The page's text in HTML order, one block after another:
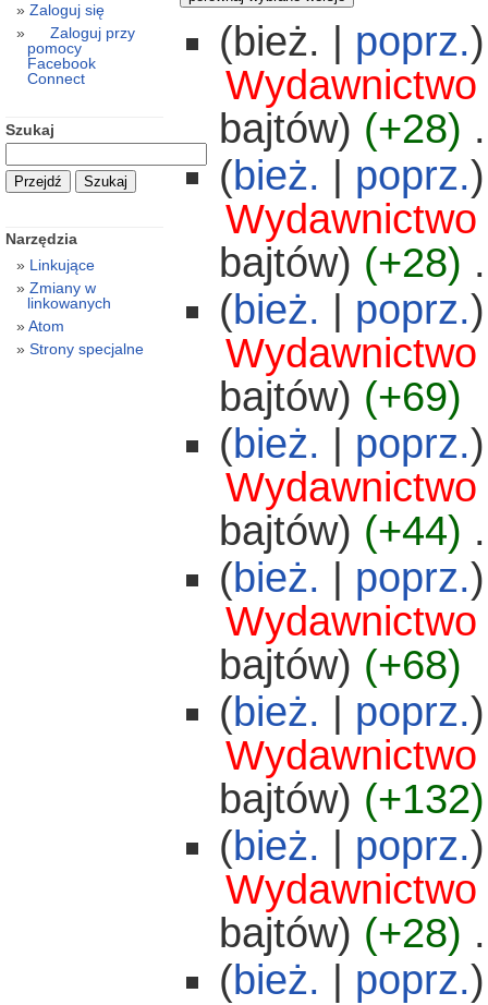
(bież. | poprz.)
Wydawnictwo
bajtów) (+28)
(bież. poprz.)
Wydawnictwo
bajtów) (+28)
(bież. poprz.)
Wydawnictwo
bajtów) (+69)
(bież. poprz.)
Wydawnictwo
bajtów) (+44)
(bież. poprz.)
Wydawnictwo
bajtów) (+68)
(bież. poprz.)
Wydawnictwo
bajtów) (+132)
(bież. poprz.)
Wydawnictwo
bajtów) (+28)
(bież. poprz.)
Zaloguj się
Zaloguj przy
pomocy
Facebook
Connect
Szukaj
Narzędzia
Linkujące
Zmiany w
linkowanych
Atom
Strony specjalne